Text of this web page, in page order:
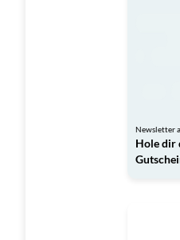
Newsletter
Hole dir